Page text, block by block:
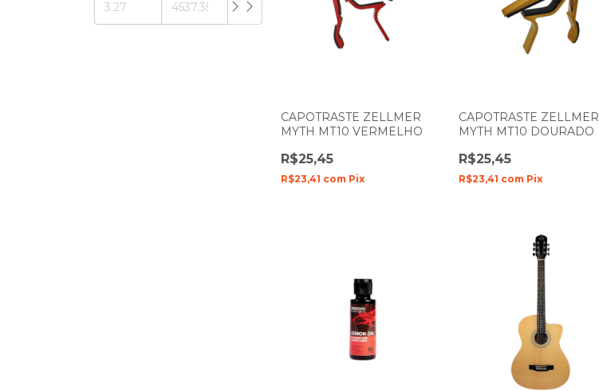
CAPOTRASTE ZELLMER
MYTH MT10 VERMELHO
R$25,45
R$23,41 com Pix
CAPOTRASTE ZELLMER
MYTH MT10 DOURADO
R$25,45
R$23,41 com Pix